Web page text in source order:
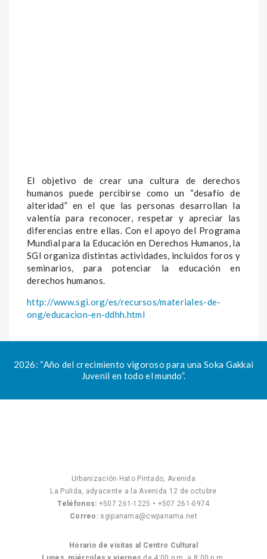
El objetivo de crear una cultura de derechos
humanos puede percibirse como un “desafío de
alteridad” en el que las personas desarrollan la
valentía para reconocer, respetar y apreciar las
diferencias entre ellas. Con el apoyo del Programa
Mundial para la Educación en Derechos Humanos, la
SGI organiza distintas actividades, incluidos foros y
seminarios, para potenciar la educación en
derechos humanos.
http://www.sgi.org/es/recursos/materiales-de-
ong/educacion-en-ddhh.html
2026: “Año del crecimiento vigoroso para una Soka Gakkai
Juvenil en todo el mundo”.
Urbanización Hato Pintado, Avenida
La Pulida, adyacente a la Avenida 12 de octubre
Teléfonos: +507 261-1225 • +507 261-0974
Correo: sgipanama@cwpanama.net
Horario de visitas al Centro Cultural